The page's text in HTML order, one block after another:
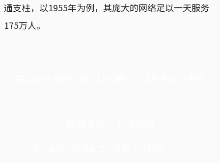
通支柱，以1955年为例，其庞大的网络足以一天服务
175万人。